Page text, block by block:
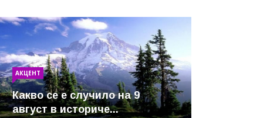
АКЦЕНТ
Какво се е случило на 9
август в историче...